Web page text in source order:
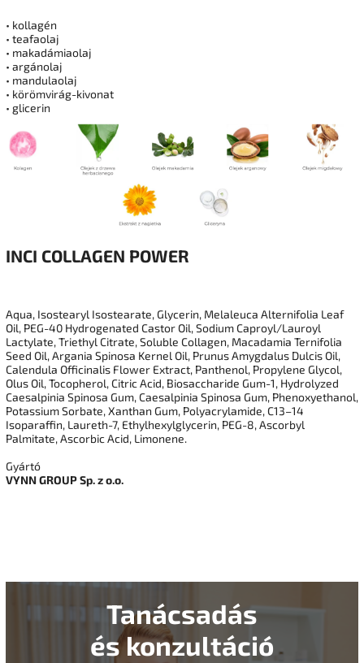
• kollagén
• teafaolaj
• makadámiaolaj
• argánolaj
• mandulaolaj
• körömvirág-kivonat
• glicerin
INCI COLLAGEN POWER
Aqua, Isostearyl Isostearate, Glycerin, Melaleuca Alternifolia Leaf
Oil, PEG-40 Hydrogenated Castor Oil, Sodium Caproyl/Lauroyl
Lactylate, Triethyl Citrate, Soluble Collagen, Macadamia Ternifolia
Seed Oil, Argania Spinosa Kernel Oil, Prunus Amygdalus Dulcis Oil,
Calendula Officinalis Flower Extract, Panthenol, Propylene Glycol,
Olus Oil, Tocopherol, Citric Acid, Biosaccharide Gum-1, Hydrolyzed
Caesalpinia Spinosa Gum, Caesalpinia Spinosa Gum, Phenoxyethanol,
Potassium Sorbate, Xanthan Gum, Polyacrylamide, C13–14
Isoparaffin, Laureth-7, Ethylhexylglycerin, PEG-8, Ascorbyl
Palmitate, Ascorbic Acid, Limonene.
Gyártó
VYNN GROUP Sp. z o.o.
Tanácsadás
és konzultáció